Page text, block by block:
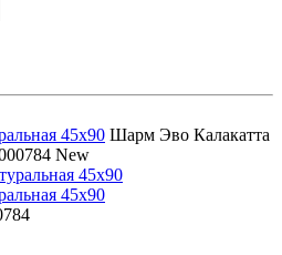
45x90 Шарм Эво Калакатта
New
45x90